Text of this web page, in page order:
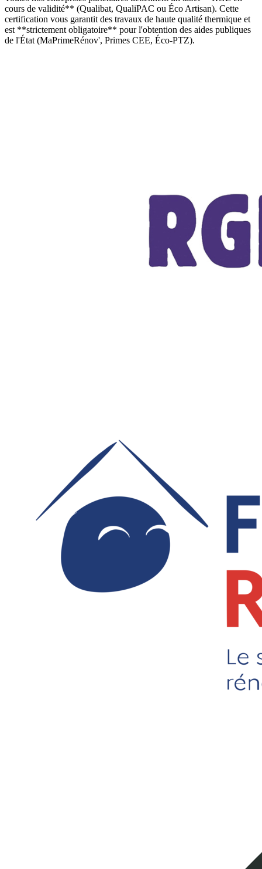
cours de validité** (Qualibat, QualiPAC ou Éco Artisan). Cette
certification vous garantit des travaux de haute qualité thermique et
est **strictement obligatoire** pour l'obtention des aides publiques
de l'État (MaPrimeRénov', Primes CEE, Éco-PTZ).